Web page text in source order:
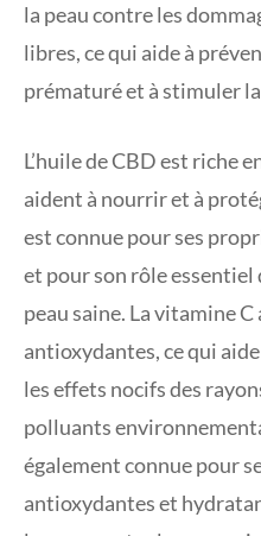
la peau contre les
libres, ce qui aide à
prématuré et à stimuler
L’huile de CBD est riche
aident à nourrir et à
est connue pour ses
et pour son rôle essentiel
peau saine. La vitamine
antioxydantes, ce qui
les effets nocifs des
polluants
également connue pour
antioxydantes et